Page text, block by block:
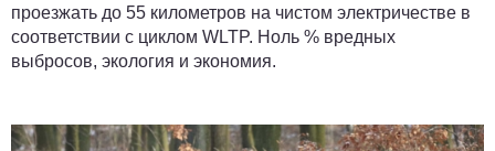
проезжать до 55 километров на чистом электричестве в
соответствии с циклом WLTP. Ноль % вредных
выбросов, экология и экономия.